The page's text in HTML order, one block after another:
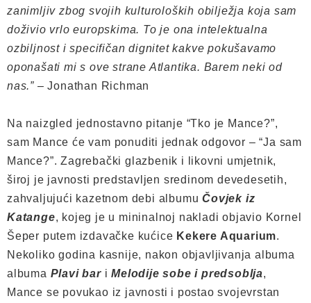
zanimljiv zbog svojih kulturoloških obilježja koja sam
doživio vrlo europskima. To je ona intelektualna
ozbiljnost i specifičan dignitet kakve pokušavamo
oponašati mi s ove strane Atlantika. Barem neki od
nas.” – Jonathan Richman
Na naizgled jednostavno pitanje “Tko je Mance?”,
sam Mance će vam ponuditi jednak odgovor – “Ja sam
Mance?”. Zagrebački glazbenik i likovni umjetnik,
široj je javnosti predstavljen sredinom devedesetih,
zahvaljujući kazetnom debi albumuČovjek iz
Katange, kojeg je u mininalnoj nakladi objavio Kornel
Šeper putem izdavačke kućice Kekere Aquarium.
Nekoliko godina kasnije, nakon objavljivanja albuma
albuma Plavi bariMelodije sobe i predsoblja,
Mance se povukao iz javnosti i postao svojevrstan